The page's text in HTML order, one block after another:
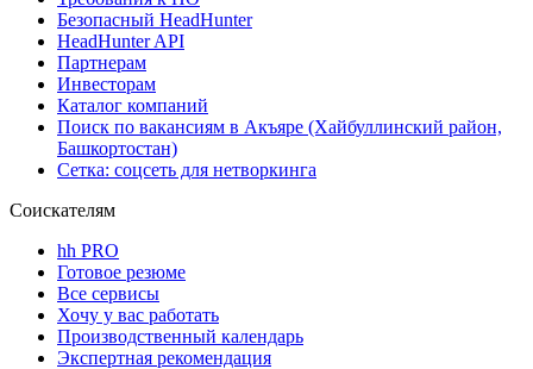
Безопасный HeadHunter
HeadHunter API
Партнерам
Инвесторам
Каталог компаний
Поиск по вакансиям в Акъяре (Хайбуллинский район,
Башкортостан)
Сетка: соцсеть для нетворкинга
Соискателям
hh PRO
Готовое резюме
Все сервисы
Хочу у вас работать
Производственный календарь
Экспертная рекомендация